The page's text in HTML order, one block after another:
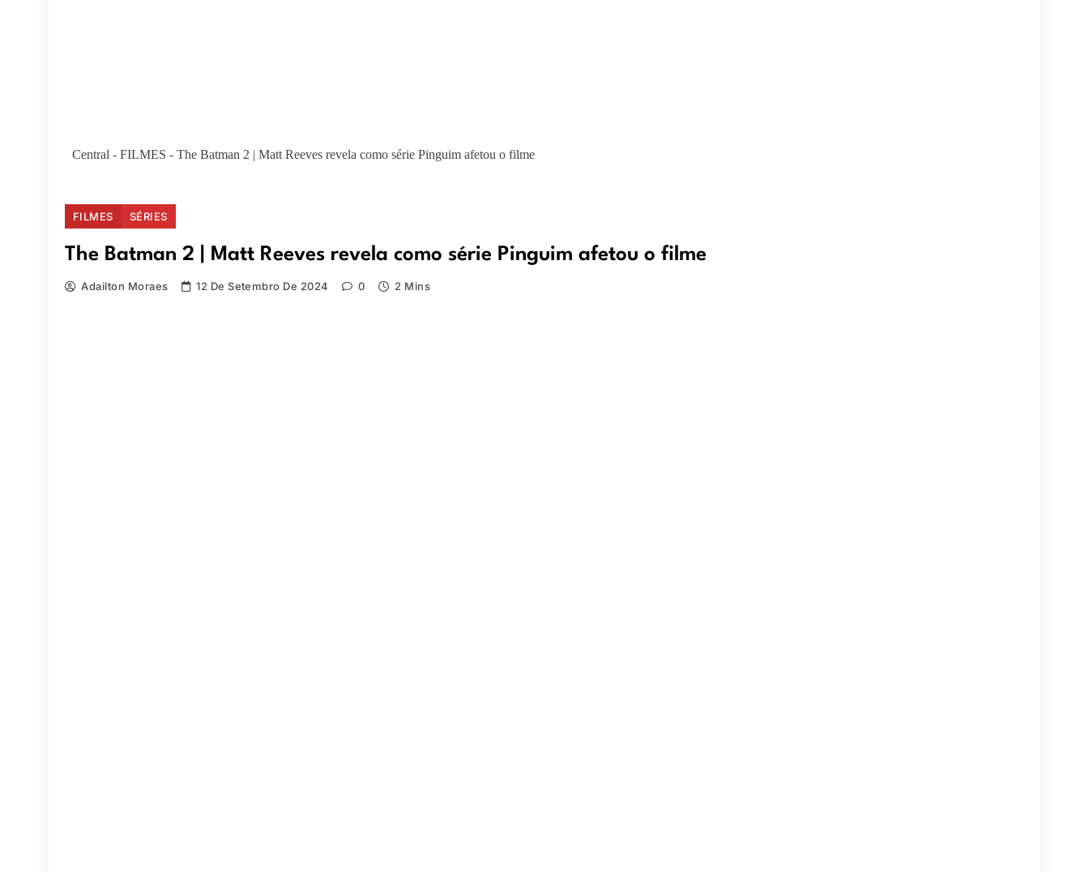
Central - FILMES - The Batman 2 | Matt Reeves revela como série Pinguim afetou o filme
FILMES SÉRIES
The Batman 2 | Matt Reeves revela como série Pinguim afetou o filme
Adailton Moraes 12 De Setembro De 2024 0 2 Mins